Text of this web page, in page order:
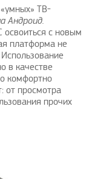
ТВ-
Андроид.
с новым
платформа не
в качестве
комфортно
от просмотра
прочих